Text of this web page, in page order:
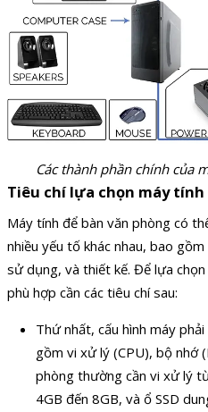
Các thành phần chính của
Tiêu chí lựa chọn máy tính
Máy tính để bàn văn phòng có
nhiều yếu tố khác nhau, bao
sử dụng, và thiết kế. Để lựa
phù hợp cần các tiêu chí sau:
Thứ nhất, cấu hình máy
gồm vi xử lý (CPU), bộ nhớ
phòng thường cần vi xử lý
4GB đến 8GB, và ổ SSD